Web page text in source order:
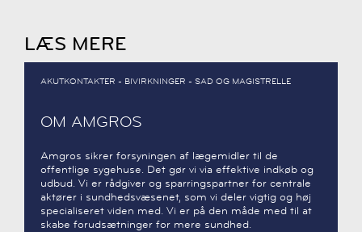
LÆS MERE
AKUTKONTAKTER - BIVIRKNINGER - SAD OG MAGISTRELLE
OM AMGROS
Amgros sikrer forsyningen af lægemidler til de
offentlige sygehuse. Det gør vi via effektive indkøb og
udbud. Vi er rådgiver og sparringspartner for centrale
aktører i sundhedsvæsenet, som vi deler vigtig og høj
specialiseret viden med. Vi er på den måde med til at
skabe forudsætninger for mere sundhed.